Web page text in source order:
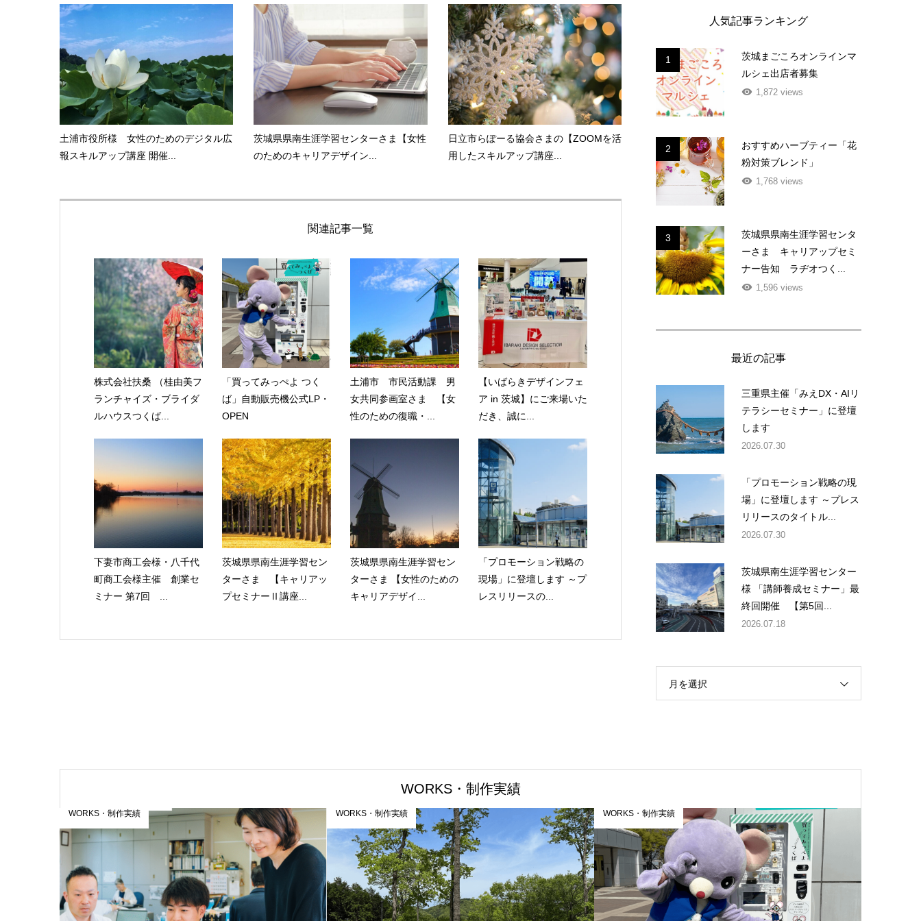
土浦市役所様 女性のためのデジタル広
報スキルアップ講座 開催...
茨城県県南生涯学習センターさま【女性
のためのキャリアデザイン...
日立市らぽーる協会さまの【ZOOMを活
用したスキルアップ講座...
関連記事一覧
株式会社扶桑 （桂由美フ
ランチャイズ・ブライダ
ルハウスつくば...
「買ってみっぺよ つく
ば」自動販売機公式LP・
OPEN
土浦市 市民活動課 男
女共同参画室さま 【女
性のための復職・...
【いばらきデザインフェ
ア in 茨城】にご来場いた
だき、誠に...
下妻市商工会様・八千代
町商工会様主催 創業セ
ミナー 第7回 ...
茨城県県南生涯学習セン
ターさま 【キャリアッ
プセミナーⅡ講座...
茨城県県南生涯学習セン
ターさま 【女性のための
キャリアデザイ...
「プロモーション戦略の
現場」に登壇します ～プ
レスリリースの...
人気記事ランキング
1
茨城まごころオンラインマ
ルシェ出店者募集
1,872 views
2
おすすめハーブティー「花
粉対策ブレンド」
1,768 views
3
茨城県県南生涯学習センタ
ーさま キャリアップセミ
ナー告知 ラヂオつく...
1,596 views
最近の記事
三重県主催「みえDX・AIリ
テラシーセミナー」に登壇
します
2026.07.30
「プロモーション戦略の現
場」に登壇します ～プレス
リリースのタイトル...
2026.07.30
茨城県南生涯学習センター
様 「講師養成セミナー」最
終回開催 【第5回...
2026.07.18
月を選択
WORKS・制作実績
WORKS・制作実績 WORKS・制作実績 WORKS・制作実績